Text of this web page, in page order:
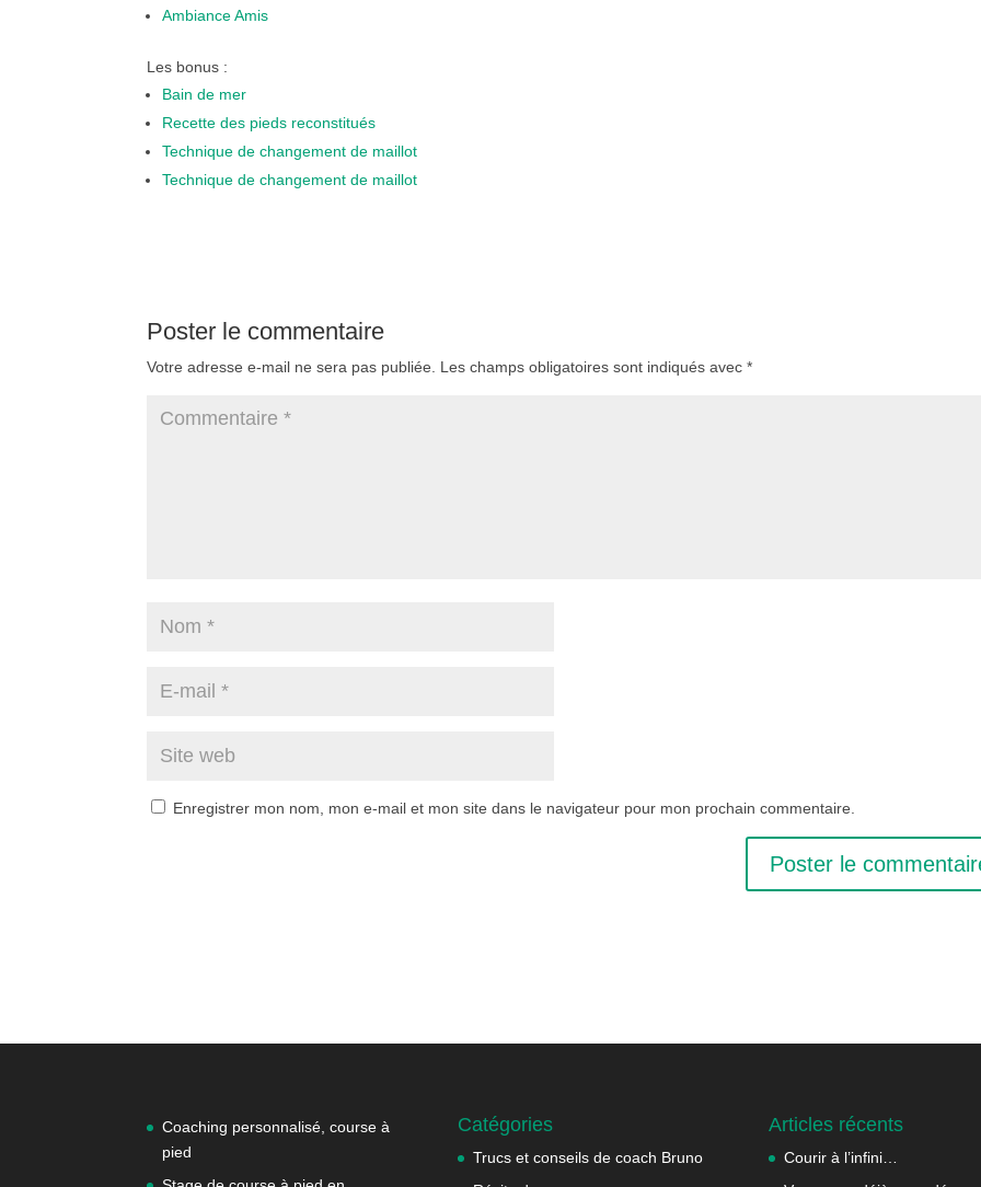
Ambiance Amis
Les bonus :
Bain de mer
Recette des pieds reconstitués
Technique de changement de maillot
Technique de changement de maillot
Poster le commentaire
Votre adresse e-mail ne sera pas publiée. Les champs obligatoires sont indiqués avec*
Enregistrer mon nom, mon e-mail et mon site dans le navigateur pour mon prochain commentaire.
Coaching personnalisé, course à
pied
Catégories
Trucs et conseils de coach Bruno
Articles récents
Courir à l’infini…